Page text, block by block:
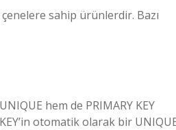
sahip ürünlerdir. Bazı
hem de PRIMARY KEY
otomatik olarak bir